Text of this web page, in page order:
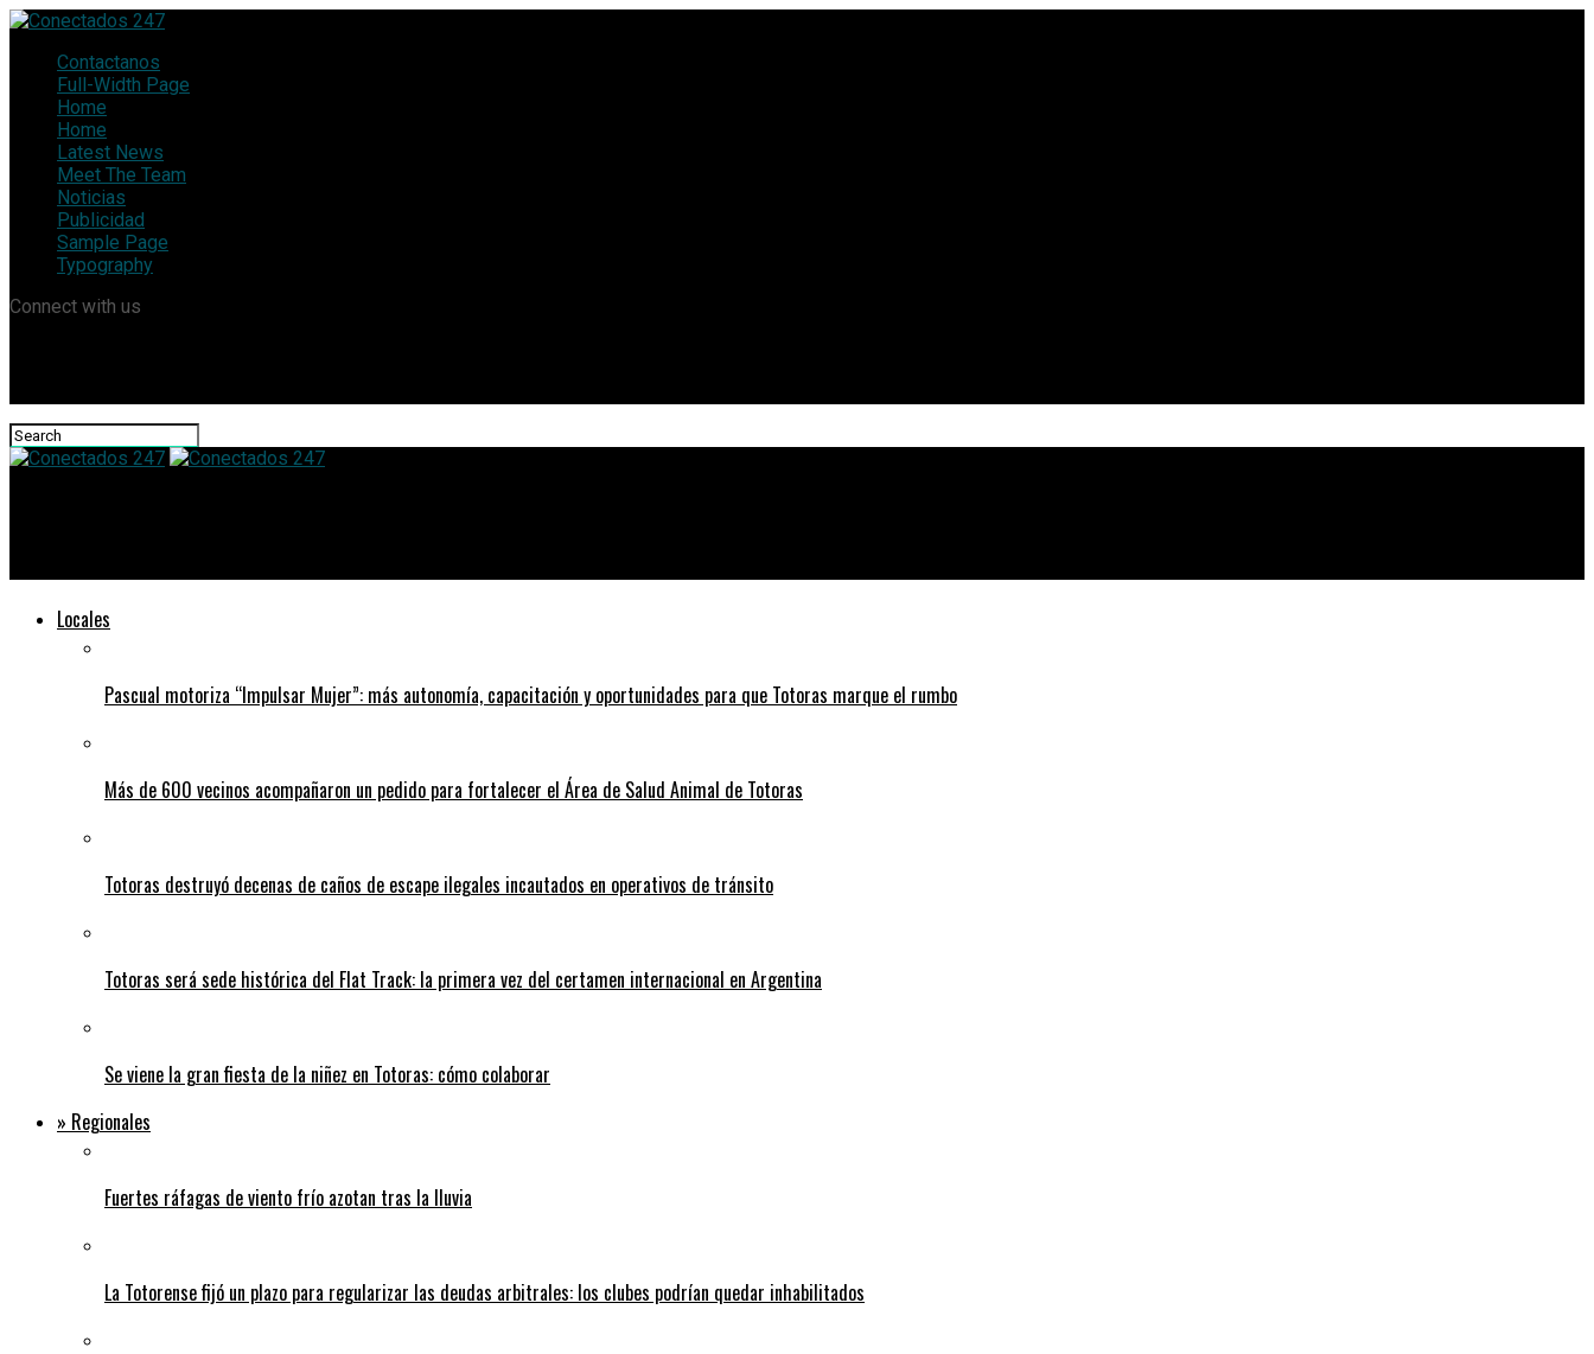
Contactanos
Full-Width Page
Home
Home
Latest News
Meet The Team
Noticias
Publicidad
Sample Page
Typography
Connect with us
Locales
Pascual motoriza “Impulsar Mujer”: más autonomía, capacitación y oportunidades para que Totoras marque el rumbo
Más de 600 vecinos acompañaron un pedido para fortalecer el Área de Salud Animal de Totoras
Totoras destruyó decenas de caños de escape ilegales incautados en operativos de tránsito
Totoras será sede histórica del Flat Track: la primera vez del certamen internacional en Argentina
Se viene la gran fiesta de la niñez en Totoras: cómo colaborar
» Regionales
Fuertes ráfagas de viento frío azotan tras la lluvia
La Totorense fijó un plazo para regularizar las deudas arbitrales: los clubes podrían quedar inhabilitados